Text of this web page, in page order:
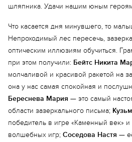
шляпника. Удачи нашим юным
Что касается дня минувшего, то
Непроходимый лес пересечь,
оптическим иллюзиям обучиться.
при этом получили: Бейтс Никита
молчаливой и красивой ракетой на
она у нас самая спокойная и
Береснева Мария — это самый
области зазеркального письма;
победитель в игре «Каменный век»
волшебных игр; Соседова Настя —